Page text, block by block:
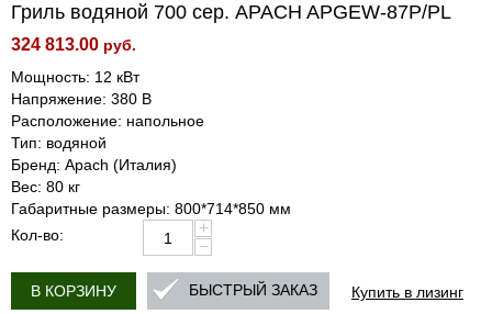
Гриль водяной 700 сер. APACH APGEW-87P/PL
324 813.00 руб.
Мощность: 12 кВт
Напряжение: 380 В
Расположение: напольное
Тип: водяной
Бренд: Apach (Италия)
Вес: 80 кг
Габаритные размеры: 800*714*850 мм
Кол-во:
+
−
В КОРЗИНУ Купить в лизинг
БЫСТРЫЙ ЗАКАЗ